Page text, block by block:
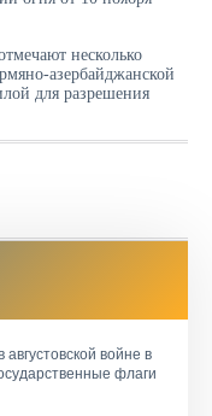
несколько
азербайджанской
для разрешения
войне в
флаги